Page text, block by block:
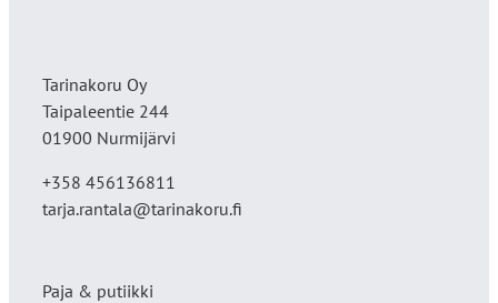
Tarinakoru Oy
Taipaleentie 244
01900 Nurmijärvi
+358 456136811
tarja.rantala@tarinakoru.fi
Paja & putiikki